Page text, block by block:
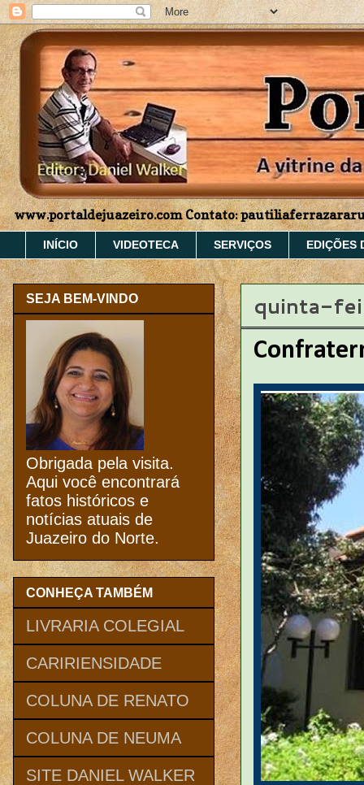
www.portaldejuazeiro.com Contato:
INÍCIO VIDEOTECA SERVIÇOS EDIÇÕES
quinta-
SEJA BEM-VINDO
Obrigada pela visita.
Aqui você encontrará
fatos históricos e
notícias atuais de
Juazeiro do Norte.
CONHEÇA TAMBÉM
LIVRARIA COLEGIAL
CARIRIENSIDADE
COLUNA DE RENATO
COLUNA DE NEUMA
SITE DANIEL WALKER